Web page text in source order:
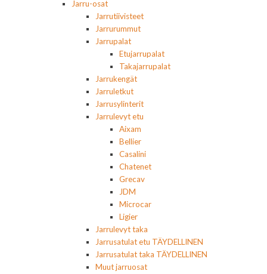
Jarru-osat
Jarrutiivisteet
Jarrurummut
Jarrupalat
Etujarrupalat
Takajarrupalat
Jarrukengät
Jarruletkut
Jarrusylinterit
Jarrulevyt etu
Aixam
Bellier
Casalini
Chatenet
Grecav
JDM
Microcar
Ligier
Jarrulevyt taka
Jarrusatulat etu TÄYDELLINEN
Jarrusatulat taka TÄYDELLINEN
Muut jarruosat